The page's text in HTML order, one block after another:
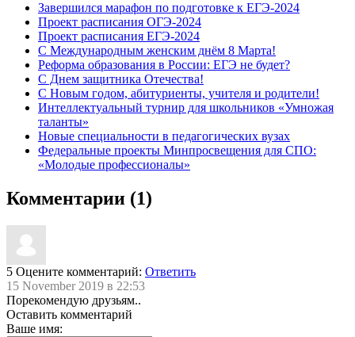
Завершился марафон по подготовке к ЕГЭ-2024
Проект расписания ОГЭ-2024
Проект расписания ЕГЭ-2024
С Международным женским днём 8 Марта!
Реформа образования в России: ЕГЭ не будет?
С Днем защитника Отечества!
С Новым годом, абитуриенты, учителя и родители!
Интеллектуальный турнир для школьников «Умножая
таланты»
Новые специальности в педагогических вузах
Федеральные проекты Минпросвещения для СПО:
«Молодые профессионалы»
Комментарии (1)
5 Оцените комментарий: Ответить
15 November 2019 в 22:53
Порекомендую друзьям..
Оставить комментарий
Ваше имя: